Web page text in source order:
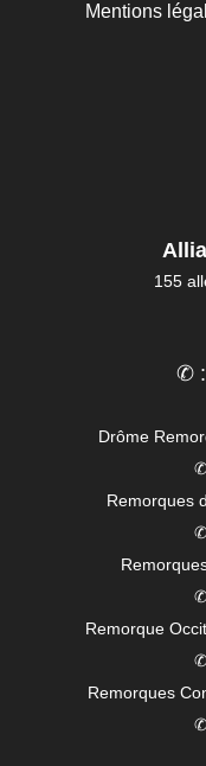
Mentions
155
✆ :
Drôme
Remorques
Remorque
Remorques